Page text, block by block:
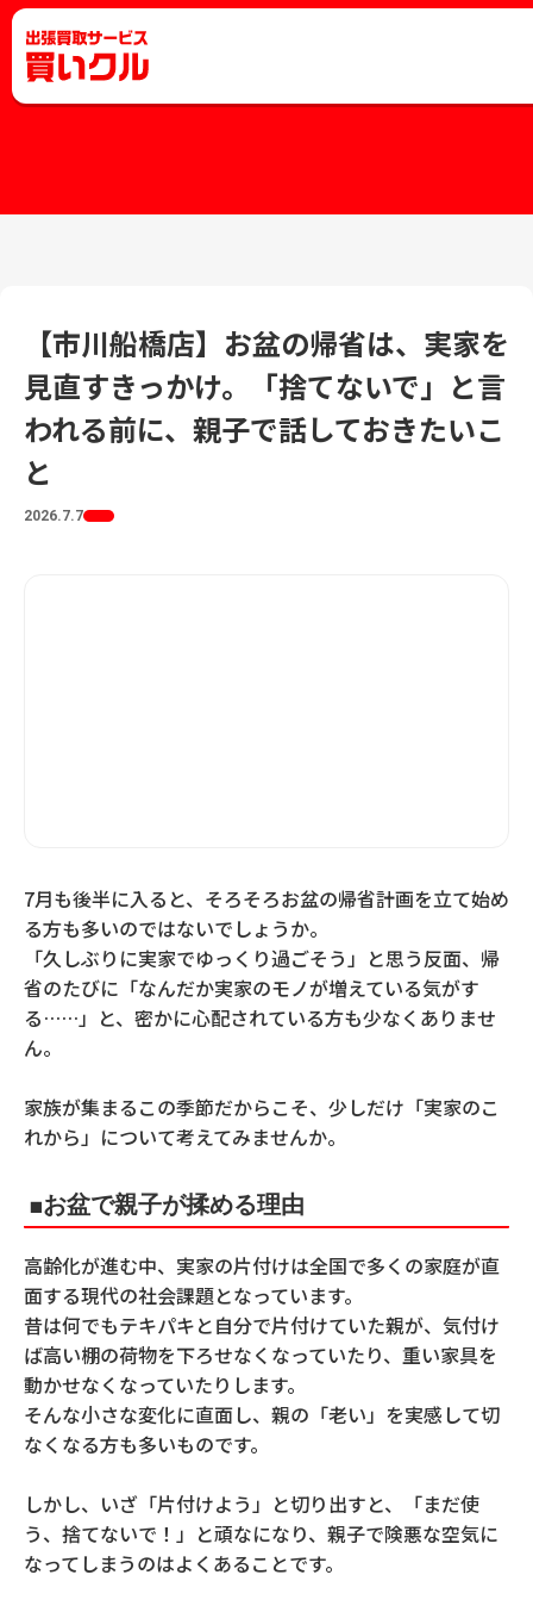
【市川船橋店】お盆の帰省は、実家を
見直すきっかけ。「捨てないで」と言
われる前に、親子で話しておきたいこ
と
2026.7.7
7月も後半に入ると、そろそろお盆の帰省計画を立て始め
る方も多いのではないでしょうか。
「久しぶりに実家でゆっくり過ごそう」と思う反面、帰
省のたびに「なんだか実家のモノが増えている気がす
る……」と、密かに心配されている方も少なくありませ
ん。
家族が集まるこの季節だからこそ、少しだけ「実家のこ
れから」について考えてみませんか。
■お盆で親子が揉める理由
高齢化が進む中、実家の片付けは全国で多くの家庭が直
面する現代の社会課題となっています。
昔は何でもテキパキと自分で片付けていた親が、気付け
ば高い棚の荷物を下ろせなくなっていたり、重い家具を
動かせなくなっていたりします。
そんな小さな変化に直面し、親の「老い」を実感して切
なくなる方も多いものです。
しかし、いざ「片付けよう」と切り出すと、「まだ使
う、捨てないで！」と頑なになり、親子で険悪な空気に
なってしまうのはよくあることです。